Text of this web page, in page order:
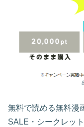
無料で読める無料漫
SALE・シークレッ